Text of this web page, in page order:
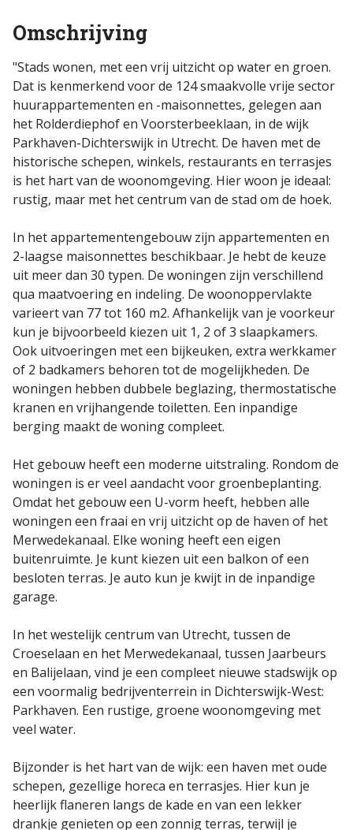
Omschrijving
"Stads wonen, met een vrij uitzicht op water en groen.
Dat is kenmerkend voor de 124 smaakvolle vrije sector
huurappartementen en -maisonnettes, gelegen aan
het Rolderdiephof en Voorsterbeeklaan, in de wijk
Parkhaven-Dichterswijk in Utrecht. De haven met de
historische schepen, winkels, restaurants en terrasjes
is het hart van de woonomgeving. Hier woon je ideaal:
rustig, maar met het centrum van de stad om de hoek.
In het appartementengebouw zijn appartementen en
2-laagse maisonnettes beschikbaar. Je hebt de keuze
uit meer dan 30 typen. De woningen zijn verschillend
qua maatvoering en indeling. De woonoppervlakte
varieert van 77 tot 160 m2. Afhankelijk van je voorkeur
kun je bijvoorbeeld kiezen uit 1, 2 of 3 slaapkamers.
Ook uitvoeringen met een bijkeuken, extra werkkamer
of 2 badkamers behoren tot de mogelijkheden. De
woningen hebben dubbele beglazing, thermostatische
kranen en vrijhangende toiletten. Een inpandige
berging maakt de woning compleet.
Het gebouw heeft een moderne uitstraling. Rondom de
woningen is er veel aandacht voor groenbeplanting.
Omdat het gebouw een U-vorm heeft, hebben alle
woningen een fraai en vrij uitzicht op de haven of het
Merwedekanaal. Elke woning heeft een eigen
buitenruimte. Je kunt kiezen uit een balkon of een
besloten terras. Je auto kun je kwijt in de inpandige
garage.
In het westelijk centrum van Utrecht, tussen de
Croeselaan en het Merwedekanaal, tussen Jaarbeurs
en Balijelaan, vind je een compleet nieuwe stadswijk op
een voormalig bedrijventerrein in Dichterswijk-West:
Parkhaven. Een rustige, groene woonomgeving met
veel water.
Bijzonder is het hart van de wijk: een haven met oude
schepen, gezellige horeca en terrasjes. Hier kun je
heerlijk flaneren langs de kade en van een lekker
drankje genieten op een zonnig terras, terwijl je